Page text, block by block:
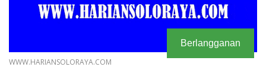
WWW.HARIANSOLORAYA.COM
Berlangganan